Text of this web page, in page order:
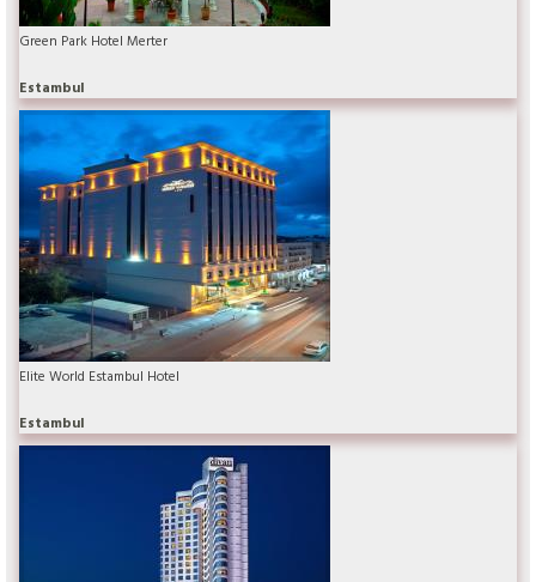
Green Park Hotel Merter
Estambul
Elite World Estambul Hotel
Estambul